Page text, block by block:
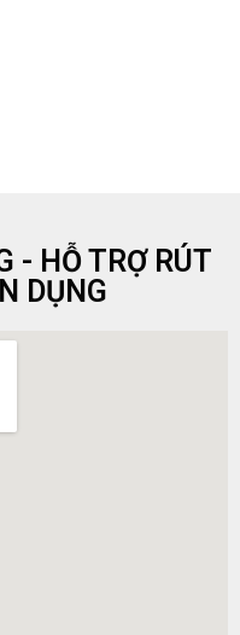
- HỖ TRỢ RÚT
DỤNG